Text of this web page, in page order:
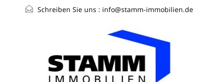
Schreiben Sie uns : info@stamm-immobilien.de